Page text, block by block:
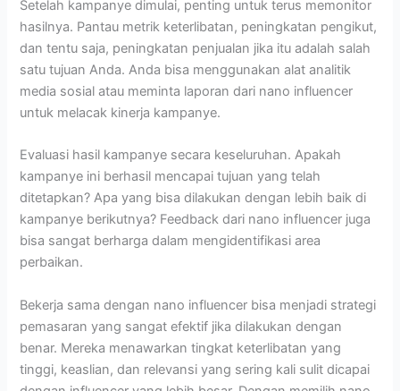
Setelah kampanye dimulai, penting untuk terus memonitor
hasilnya. Pantau metrik keterlibatan, peningkatan pengikut,
dan tentu saja, peningkatan penjualan jika itu adalah salah
satu tujuan Anda. Anda bisa menggunakan alat analitik
media sosial atau meminta laporan dari nano influencer
untuk melacak kinerja kampanye.
Evaluasi hasil kampanye secara keseluruhan. Apakah
kampanye ini berhasil mencapai tujuan yang telah
ditetapkan? Apa yang bisa dilakukan dengan lebih baik di
kampanye berikutnya? Feedback dari nano influencer juga
bisa sangat berharga dalam mengidentifikasi area
perbaikan.
Bekerja sama dengan nano influencer bisa menjadi strategi
pemasaran yang sangat efektif jika dilakukan dengan
benar. Mereka menawarkan tingkat keterlibatan yang
tinggi, keaslian, dan relevansi yang sering kali sulit dicapai